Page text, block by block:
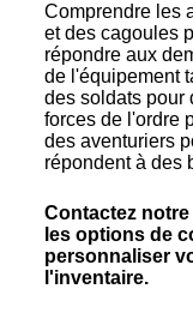
Comprendre les
et des cagoules
répondre aux
de l'équipement
des soldats pour
forces de l'ordre
des aventuriers
répondent à des
Contactez
les options de
personnaliser
l'inventaire.